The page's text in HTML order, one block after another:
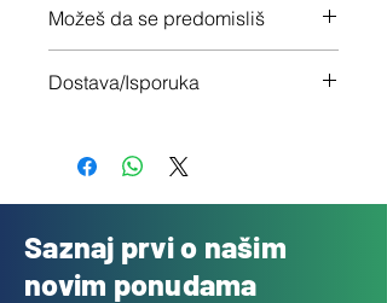
Možeš da se predomisliš
nisi zadovoljan
Dostava/Isporuka
Saznaj prvi o našim
novim ponudama